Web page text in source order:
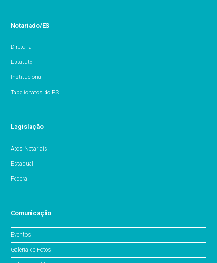
Notariado/ES
Diretoria
Estatuto
Institucional
Tabelionatos do ES
Legislação
Atos Notariais
Estadual
Federal
Comunicação
Eventos
Galeria de Fotos